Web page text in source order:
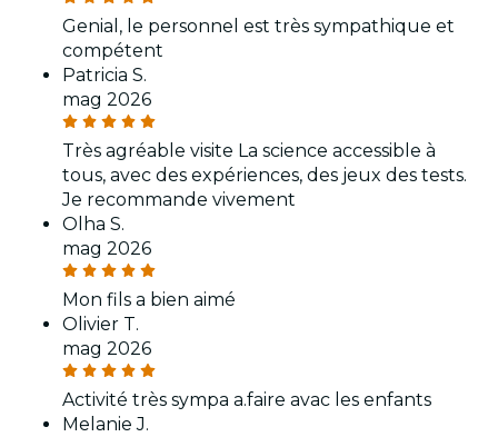
Genial, le personnel est très sympathique et
compétent
Patricia S.
mag 2026
Très agréable visite La science accessible à
tous, avec des expériences, des jeux des tests.
Je recommande vivement
Olha S.
mag 2026
Mon fils a bien aimé
Olivier T.
mag 2026
Activité très sympa a.faire avac les enfants
Melanie J.